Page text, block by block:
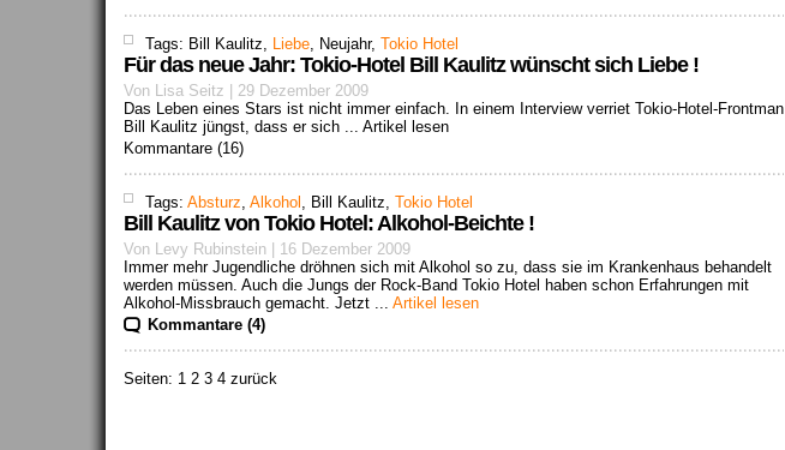
Tags: Bill Kaulitz, Liebe, Neujahr, Tokio Hotel
Für das neue Jahr: Tokio-Hotel Bill Kaulitz wünscht sich Liebe !
Von Lisa Seitz | 29 Dezember 2009
Das Leben eines Stars ist nicht immer einfach. In einem Interview verriet Tokio-Hotel-Frontman
Bill Kaulitz jüngst, dass er sich ... Artikel lesen
Kommantare (16)
Tags: Absturz, Alkohol , Bill Kaulitz, Tokio Hotel
Bill Kaulitz von Tokio Hotel: Alkohol-Beichte !
Von Levy Rubinstein | 16 Dezember 2009
Immer mehr Jugendliche dröhnen sich mit Alkohol so zu, dass sie im Krankenhaus behandelt
werden müssen. Auch die Jungs der Rock-Band Tokio Hotel haben schon Erfahrungen mit
Alkohol-Missbrauch gemacht. Jetzt ... Artikel lesen
Kommantare (4)
Seiten: 1 2 3 4 zurück